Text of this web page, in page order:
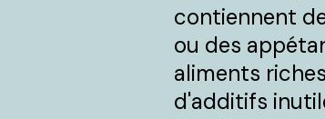
contiennent
ou des
aliments
d'additifs